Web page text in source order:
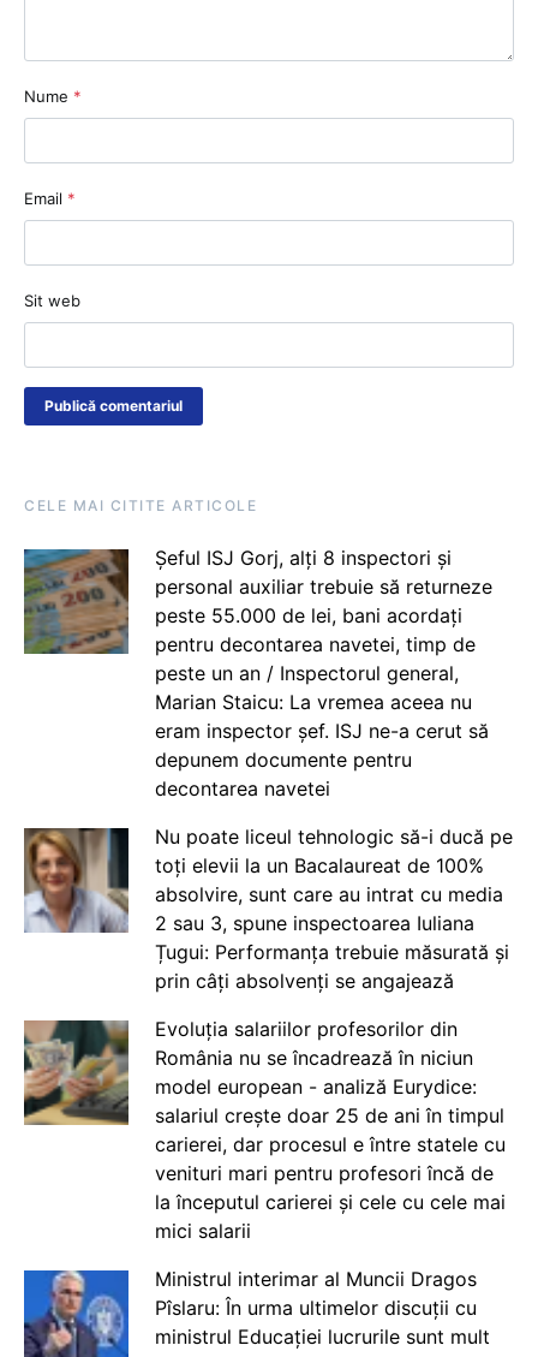
Nume *
Email *
Sit web
CELE MAI CITITE ARTICOLE
Șeful ISJ Gorj, alți 8 inspectori și
personal auxiliar trebuie să returneze
peste 55.000 de lei, bani acordați
pentru decontarea navetei, timp de
peste un an / Inspectorul general,
Marian Staicu: La vremea aceea nu
eram inspector șef. ISJ ne-a cerut să
depunem documente pentru
decontarea navetei
Nu poate liceul tehnologic să-i ducă pe
toți elevii la un Bacalaureat de 100%
absolvire, sunt care au intrat cu media
2 sau 3, spune inspectoarea Iuliana
Țugui: Performanța trebuie măsurată și
prin câți absolvenți se angajează
Evoluția salariilor profesorilor din
România nu se încadrează în niciun
model european - analiză Eurydice:
salariul crește doar 25 de ani în timpul
carierei, dar procesul e între statele cu
venituri mari pentru profesori încă de
la începutul carierei și cele cu cele mai
mici salarii
Ministrul interimar al Muncii Dragos
Pîslaru: În urma ultimelor discuții cu
ministrul Educației lucrurile sunt mult